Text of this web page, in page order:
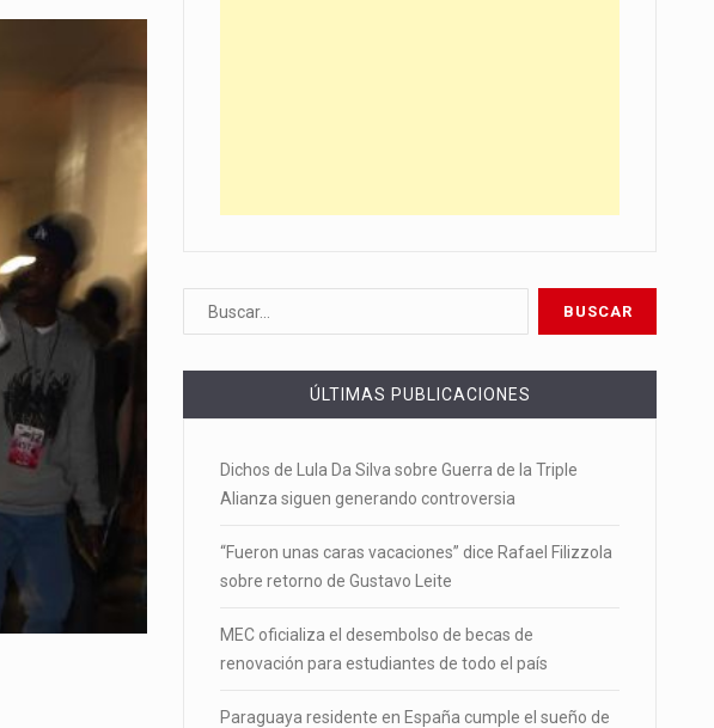
ÚLTIMAS PUBLICACIONES
Dichos de Lula Da Silva sobre Guerra de la Triple
Alianza siguen generando controversia
“Fueron unas caras vacaciones” dice Rafael Filizzola
sobre retorno de Gustavo Leite
MEC oficializa el desembolso de becas de
renovación para estudiantes de todo el país
Paraguaya residente en España cumple el sueño de